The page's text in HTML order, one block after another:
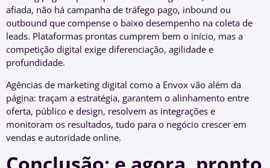
afiada, não há campanha de tráfego pago, inbound ou
outbound que compense o baixo desempenho na coleta de
leads. Plataformas prontas cumprem bem o início, mas a
competição digital exige diferenciação, agilidade e
profundidade.
Agências de marketing digital como a Envox vão além da
página: traçam a estratégia, garantem o alinhamento entre
oferta, público e design, resolvem as integrações e
monitoram os resultados, tudo para o negócio crescer em
vendas e autoridade online.